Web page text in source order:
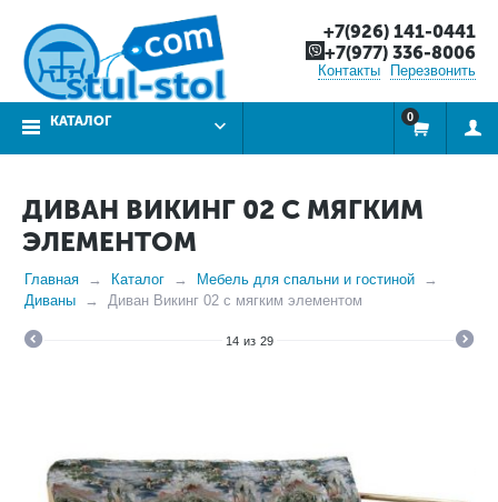
+7(926) 141-0441
+7(977) 336-8006
Контакты Перезвонить
КАТАЛОГ 0
ДИВАН ВИКИНГ 02 С МЯГКИМ
ЭЛЕМЕНТОМ
Главная Каталог
Мебель для спальни и гостиной
Диваны
Диван Викинг 02 с мягким элементом
14 из 29